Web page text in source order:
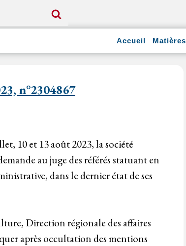
Accueil Matières
n°2304867
10 et 13 août 2023, la société
au juge des référés statuant en
dans le dernier état de ses
Direction régionale des affaires
après occultation des mentions